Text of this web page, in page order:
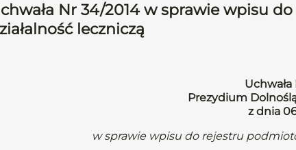
Nr 34/2014 w sprawie wpisu
leczniczą
Prezydium
z dnia
w sprawie wpisu do rejestru